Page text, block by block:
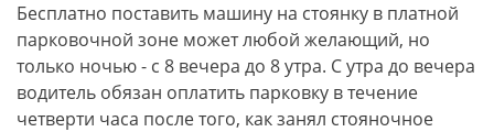
Бесплатно поставить машину на стоянку в платной
парковочной зоне может любой желающий, но
только ночью - с 8 вечера до 8 утра. С утра до вечера
водитель обязан оплатить парковку в течение
четверти часа после того, как занял стояночное